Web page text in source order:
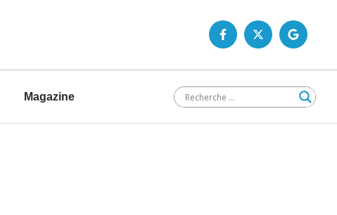
Magazine